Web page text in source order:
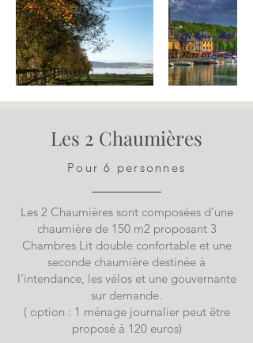
Les 2 Chaumières
Pour 6 personnes
Les 2 Chaumières sont composées d'une
chaumière de 150 m2 proposant 3
Chambres Lit double confortable et une
seconde chaumière destinée à
l'intendance, les vélos et une gouvernante
sur demande.
( option : 1 ménage journalier peut ëtre
proposé à 120 euros)